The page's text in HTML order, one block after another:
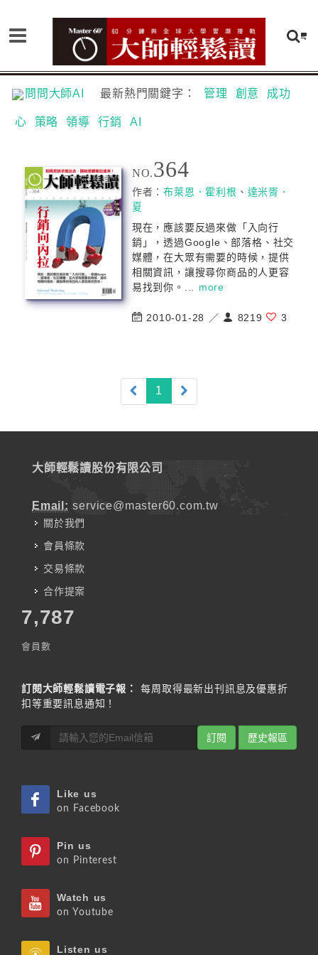
問問大師AI 最新熱門關鍵字： 管理 創意 成功
心 策略 領導 行銷 AI
NO.364
作者：布萊恩．霍利根 、 達米胥．
夏
現在，應該要反過來做「入向行
銷」，透過Google、部落格、社交
媒體，在大眾有需要的時候，提供
相關資訊，讓搜尋你商品的人更容
易找到你。... more
2010-01-28 ／ 8219 3
1 (current)
大師輕鬆讀股份有限公司
Email: service@master60.com.tw
關於我們
會員條款
交易條款
合作提案
7,787
會員數
訂閱大師輕鬆讀電子報：
每周取得最新出刊訊息及優惠折
扣等重要訊息通知！
訂閱 歷史報區
Like us
on Facebook
Pin us
on Pinterest
Watch us
on Youtube
Listen us